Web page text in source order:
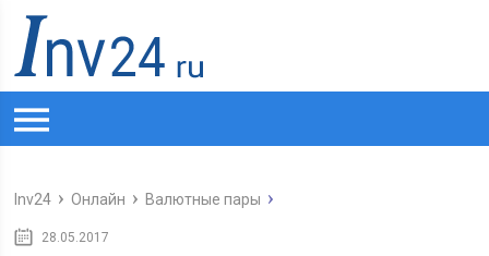
Inv24 Онлайн Валютные пары
28.05.2017